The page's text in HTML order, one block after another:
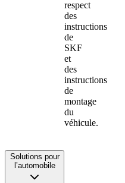
respect
des
instructions
de
SKF
et
des
instructions
de
montage
du
véhicule.
Solutions pour
l’automobile